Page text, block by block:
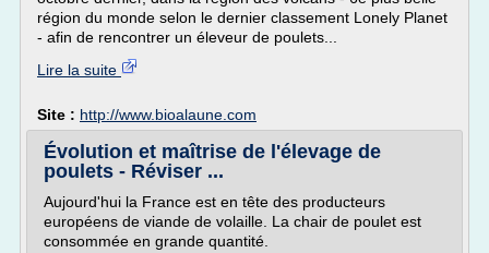
région du monde selon le dernier classement Lonely Planet
- afin de rencontrer un éleveur de poulets...
Lire la suite
Site : http://www.bioalaune.com
Évolution et maîtrise de l'élevage de
poulets - Réviser ...
Aujourd'hui la France est en tête des producteurs
européens de viande de volaille. La chair de poulet est
consommée en grande quantité.